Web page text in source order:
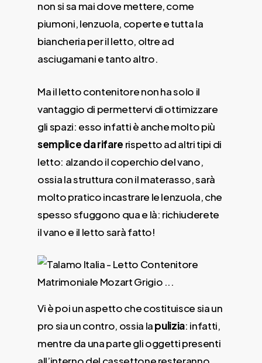
non si sa mai dove mettere, come
piumoni, lenzuola, coperte e tutta la
biancheria per il letto, oltre ad
asciugamani e tanto altro.
Ma il letto contenitore non ha solo il
vantaggio di permettervi di ottimizzare
gli spazi: esso infatti è anche molto più
semplice da rifare rispetto ad altri tipi di
letto: alzando il coperchio del vano,
ossia la struttura con il materasso, sarà
molto pratico incastrare le lenzuola, che
spesso sfuggono qua e là: richiuderete
il vano e il letto sarà fatto!
Vi è poi un aspetto che costituisce sia un
pro sia un contro, ossia lapulizia: infatti,
mentre da una parte gli oggetti presenti